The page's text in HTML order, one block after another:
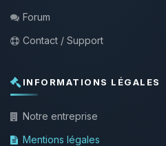
Forum
Contact / Support
INFORMATIONS LÉGALES
Notre entreprise
Mentions légales